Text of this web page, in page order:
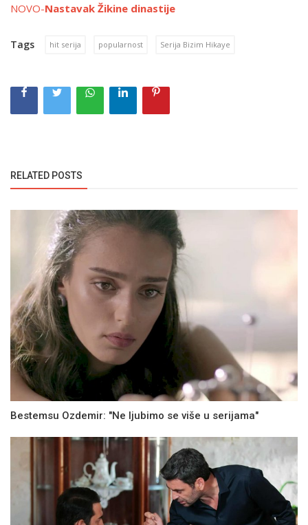
NOVO-Nastavak Žikine dinastije
Tags hit serija popularnost Serija Bizim Hikaye
RELATED POSTS
Bestemsu Ozdemir: "Ne ljubimo se više u serijama"